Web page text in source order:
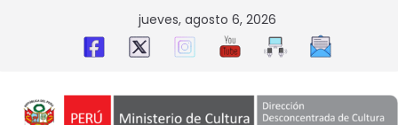
jueves, agosto 6, 2026